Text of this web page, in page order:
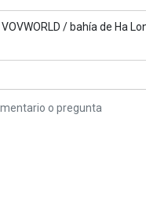
VOVWORLD /bahía de Ha